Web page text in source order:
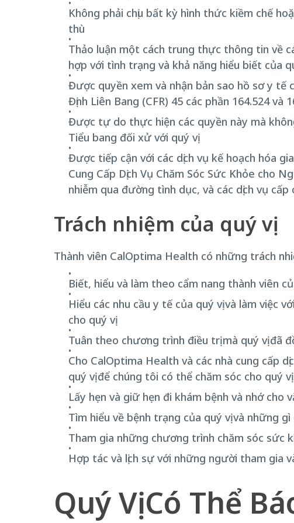
Không phải chịu bất kỳ hình thức kiềm chế
thù
Thảo luận một cách trung thực thông tin về
hợp với tình trạng và khả năng hiểu biết của
Được quyền xem và nhận bản sao hồ sơ y tế
Định Liên Bang (CFR) 45 các phần 164.524 và
Được tự do thực hiện các quyền này mà
Tiểu bang đối xử với quý vị
Được tiếp cận với các dịch vụ kế hoạch hóa
Cung Cấp Dịch Vụ Chăm Sóc Sức Khỏe cho
nhiễm qua đường tình dục, và các dịch vụ
Trách nhiệm của quý vị
Thành viên CalOptima Health có những trách
Biết, hiểu và làm theo cẩm nang thành viên
Hiểu các nhu cầu y tế của quý vị và làm việc
cho quý vị
Tuân theo chương trình điều trị mà quý vị đã
Cho CalOptima Health và các nhà cung cấp
quý vị để chúng tôi có thể chăm sóc cho quý vị
Lấy hẹn và giữ hẹn đi khám bệnh và nhớ cho
Tìm hiểu về bệnh trạng của quý vị và những
Tham gia những chương trình chăm sóc sức
Hợp tác và lịch sự với những người tham gia
Quý Vị Có Thể